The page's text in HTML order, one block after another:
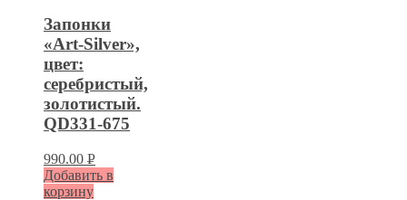
Запонки
«Art-Silver»,
цвет:
серебристый,
золотистый.
QD331-675
990.00 Р
УБ.
Добавить в
корзину